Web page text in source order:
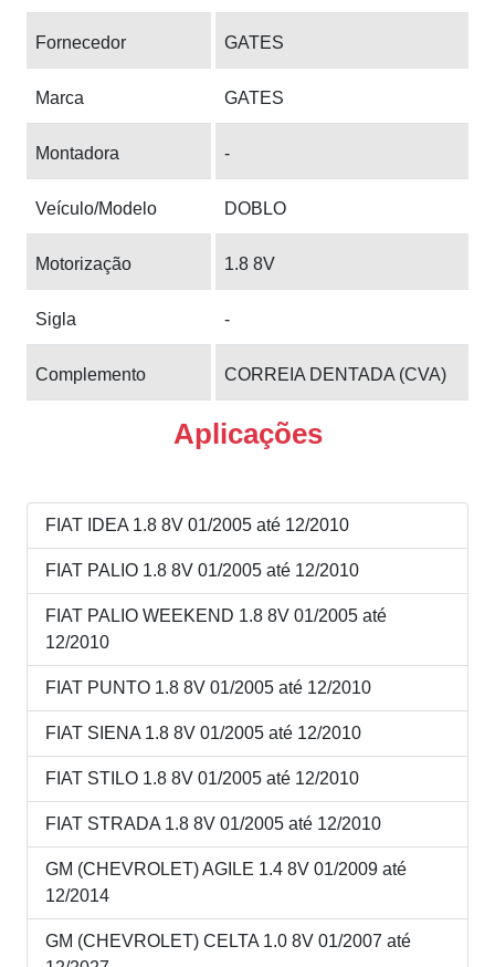
Fornecedor GATES
Marca GATES
Montadora -
Veículo/Modelo DOBLO
Motorização 1.8 8V
Sigla -
Complemento CORREIA DENTADA (CVA)
Aplicações
FIAT IDEA 1.8 8V 01/2005 até 12/2010
FIAT PALIO 1.8 8V 01/2005 até 12/2010
FIAT PALIO WEEKEND 1.8 8V 01/2005 até
12/2010
FIAT PUNTO 1.8 8V 01/2005 até 12/2010
FIAT SIENA 1.8 8V 01/2005 até 12/2010
FIAT STILO 1.8 8V 01/2005 até 12/2010
FIAT STRADA 1.8 8V 01/2005 até 12/2010
GM (CHEVROLET) AGILE 1.4 8V 01/2009 até
12/2014
GM (CHEVROLET) CELTA 1.0 8V 01/2007 até